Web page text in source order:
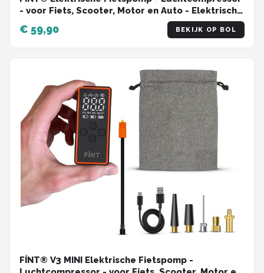
- voor Fiets, Scooter, Motor en Auto - Elektrische
Bandenpomp - Oplaadbaar & Draagbaar -
Bandenpomp - Compressor - Tot 10.3 Bar - Incl.
Opbergzakje en Powerbankfunctie - PRO
€ 59,90 BEKIJK OP BOL
FÍNT® V3 MINI Elektrische Fietspomp -